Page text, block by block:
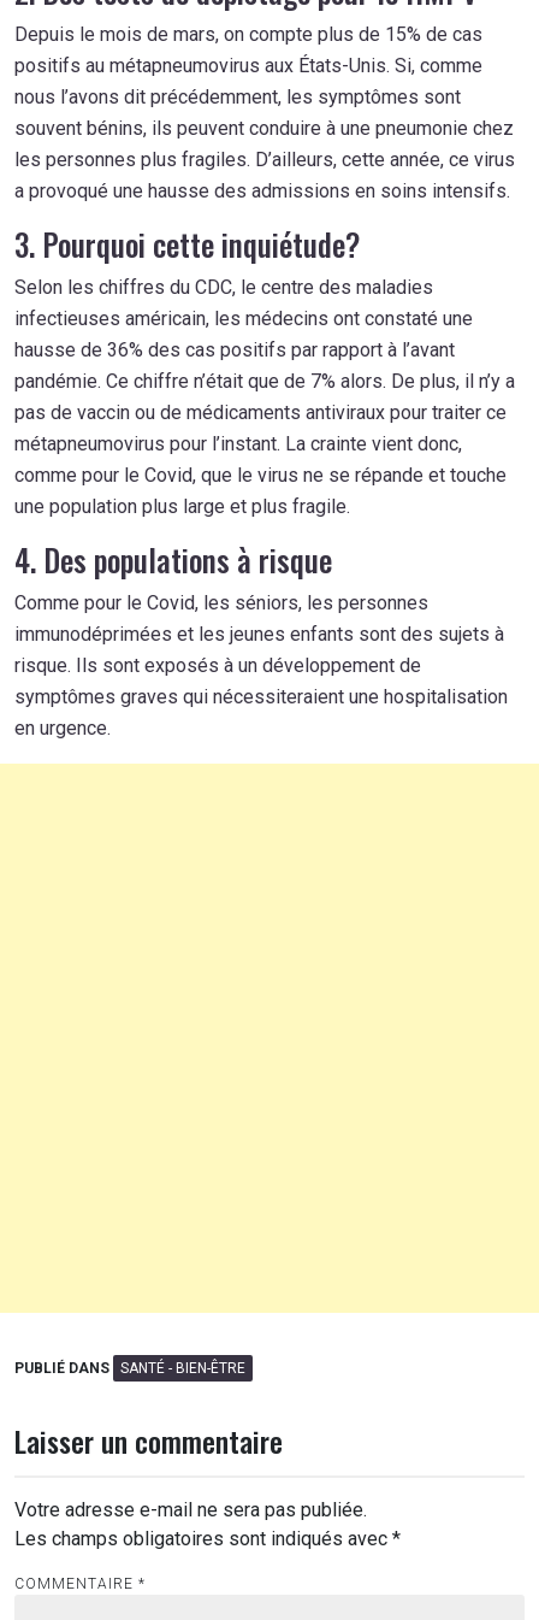
Depuis le mois de mars, on compte plus de 15% de cas
positifs au métapneumovirus aux États-Unis. Si, comme
nous l’avons dit précédemment, les symptômes sont
souvent bénins, ils peuvent conduire à une pneumonie chez
les personnes plus fragiles. D’ailleurs, cette année, ce virus
a provoqué une hausse des admissions en soins intensifs.
3. Pourquoi cette inquiétude?
Selon les chiffres du CDC, le centre des maladies
infectieuses américain, les médecins ont constaté une
hausse de 36% des cas positifs par rapport à l’avant
pandémie. Ce chiffre n’était que de 7% alors. De plus, il n’y a
pas de vaccin ou de médicaments antiviraux pour traiter ce
métapneumovirus pour l’instant. La crainte vient donc,
comme pour le Covid, que le virus ne se répande et touche
une population plus large et plus fragile.
4. Des populations à risque
Comme pour le Covid, les séniors, les personnes
immunodéprimées et les jeunes enfants sont des sujets à
risque. Ils sont exposés à un développement de
symptômes graves qui nécessiteraient une hospitalisation
en urgence.
PUBLIÉ DANS SANTÉ - BIEN-ÊTRE
Laisser un commentaire
Votre adresse e-mail ne sera pas publiée.
Les champs obligatoires sont indiqués avec *
COMMENTAIRE *